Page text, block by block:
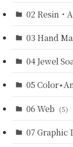
(5)
02 Resin・
03 Hand
04 Jewel
05
06 Web (5)
(4)
07 Graphic